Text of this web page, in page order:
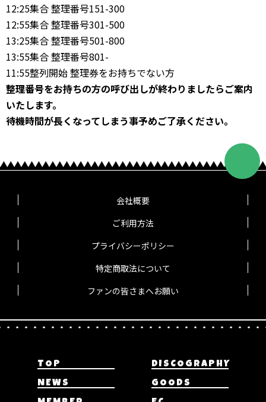
12:25集合 整理番号151-300
12:55集合 整理番号301-500
13:25集合 整理番号501-800
13:55集合 整理番号801-
11:55整列開始 整理券をお持ちでない方
整理番号をお持ちの方の呼び出しが終わりましたらご案内
いたします。
待機時間が長くなってしまう事予めご了承ください。
会社概要
ご利用方法
プライバシーポリシー
特定商取法について
ファンの皆さまへお願い
TOP
DISCOGRAPHY
NEWS
GOODS